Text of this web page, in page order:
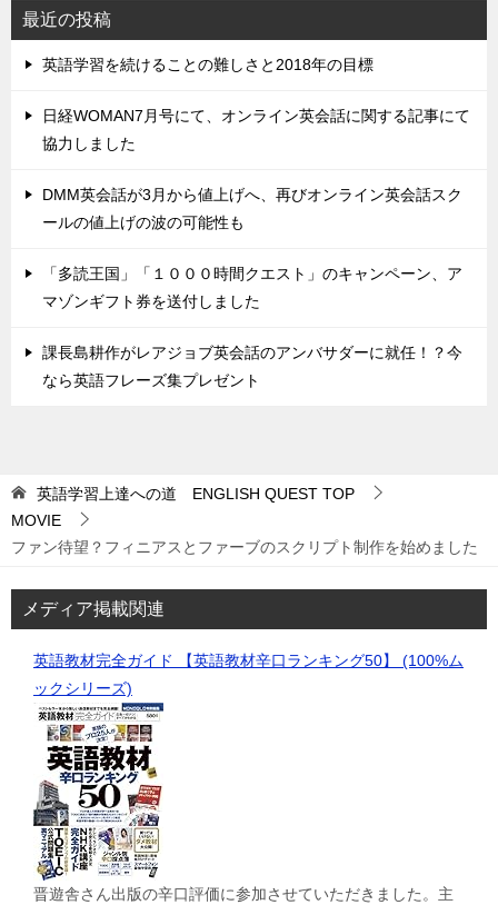
最近の投稿
英語学習を続けることの難しさと2018年の目標
日経WOMAN7月号にて、オンライン英会話に関する記事にて
協力しました
DMM英会話が3月から値上げへ、再びオンライン英会話スク
ールの値上げの波の可能性も
「多読王国」「１０００時間クエスト」のキャンペーン、ア
マゾンギフト券を送付しました
課長島耕作がレアジョブ英会話のアンバサダーに就任！？今
なら英語フレーズ集プレゼント
英語学習上達への道 ENGLISH QUEST TOP
MOVIE
ファン待望？フィニアスとファーブのスクリプト制作を始めました
メディア掲載関連
英語教材完全ガイド 【英語教材辛口ランキング50】 (100%ム
ックシリーズ)
晋遊舎さん出版の辛口評価に参加させていただきました。主